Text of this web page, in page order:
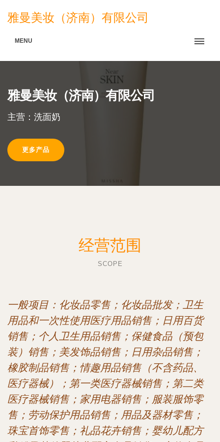
雅曼美妆（济南）有限公司
MENU
雅曼美妆（济南）有限公司
主营：洗面奶
更多产品
经营范围
SCOPE
一般项目：化妆品零售；化妆品批发；卫生
用品和一次性使用医疗用品销售；日用百货
销售；个人卫生用品销售；保健食品（预包
装）销售；美发饰品销售；日用杂品销售；
橡胶制品销售；情趣用品销售（不含药品、
医疗器械）；第一类医疗器械销售；第二类
医疗器械销售；家用电器销售；服装服饰零
售；劳动保护用品销售；用品及器材零售；
珠宝首饰零售；礼品花卉销售；婴幼儿配方